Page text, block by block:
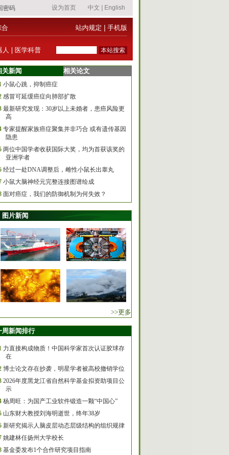
合 站内规定 手机版
人 医学科普
关新闻 相关论文
小鼠心跳，抑制癌症
感冒可延缓癌症向肺部扩散
最新研究发现：30岁以上未婚者，患癌风险更
高
专家提醒家族癌症聚集并非巧合 或有遗传基因
隐患
两位中国学者收获国际大奖，均为首获该奖的
亚洲学者
经过一处DNA调整后，雌性小鼠长出睾丸
小鼠大脑神经元完整连接图谱绘成
面对癌症，我们的防御机制为何失效？
图片新闻
>>更多
周新闻排行
力直接构成物质！中国科学家首次认证胶球存
在
博士论文存在抄袭，明星学者被高校撤销学位
2026年度黑龙江省自然科学基金拟资助项目公
示
杨周旺：为国产工业软件锻造一颗“中国心”
山东财大教授刘海明逝世，终年38岁
新研究揭示人脑皮层动态层级结构的组织规律
姚建林任扬州大学校长
基金委发布1个合作研究项目指南